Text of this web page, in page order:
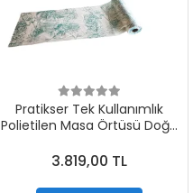
Pratikser Tek Kullanımlık
Polietilen Masa Örtüsü Doğa
Koli
3.819,00 TL